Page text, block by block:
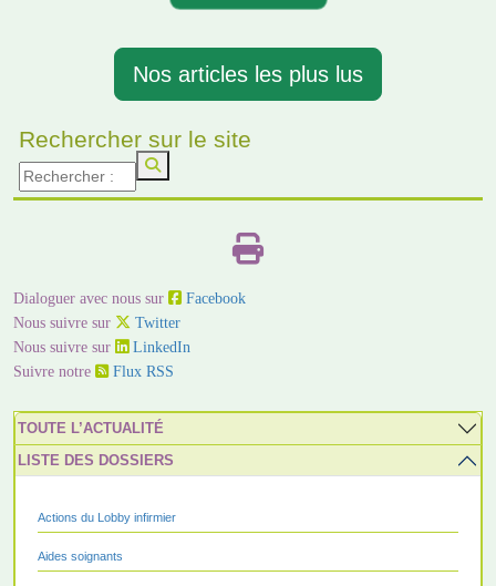
Nos articles les plus lus
Rechercher sur le site
Dialoguer avec nous sur
Facebook
Nous suivre sur
Twitter
Nous suivre sur
LinkedIn
Suivre notre
Flux RSS
TOUTE L’ACTUALITÉ
LISTE DES DOSSIERS
Actions du Lobby infirmier
Aides soignants